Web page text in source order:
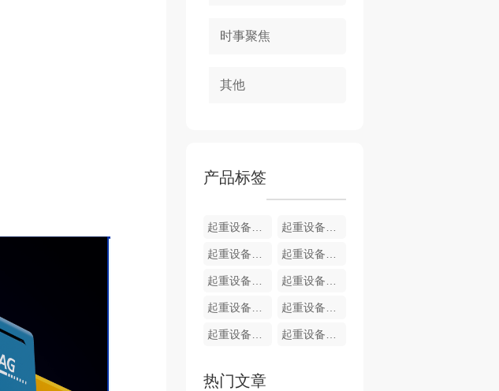
时事聚焦
其他
产品标签
起重设备现场改造 起重设备现场安装
起重设备现场维修 起重设备现场维修
起重设备现场维修 起重设备现场维修
起重设备现场维修 起重设备现场维修
起重设备现场维修 起重设备现场维修
热门文章